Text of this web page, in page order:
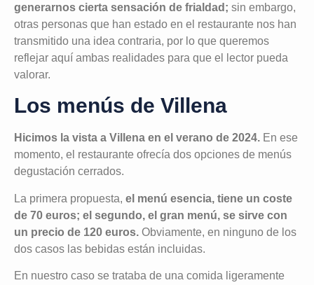
generarnos cierta sensación de frialdad; sin embargo,
otras personas que han estado en el restaurante nos han
transmitido una idea contraria, por lo que queremos
reflejar aquí ambas realidades para que el lector pueda
valorar.
Los menús de Villena
Hicimos la vista a Villena en el verano de 2024. En ese
momento, el restaurante ofrecía dos opciones de menús
degustación cerrados.
La primera propuesta, el menú esencia, tiene un coste
de 70 euros; el segundo, el gran menú, se sirve con
un precio de 120 euros. Obviamente, en ninguno de los
dos casos las bebidas están incluidas.
En nuestro caso se trataba de una comida ligeramente